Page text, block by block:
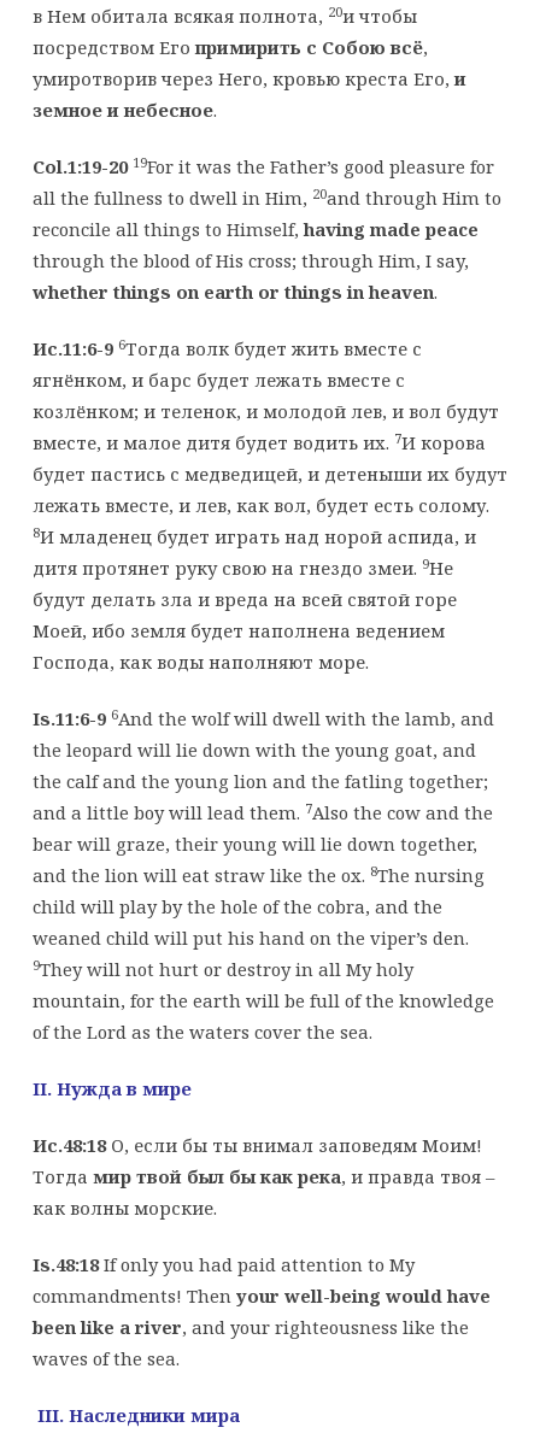
в Нем обитала всякая полнота, 20и чтобы
посредством Егопримирить с Собою всё,
умиротворив через Него, кровью креста Его,и
земное и небесное.
Col.1:19-20 19For it was the Father’s good pleasure for
all the fullness to dwell in Him, 20and through Him to
reconcile all things to Himself,having made peace
through the blood of His cross; through Him, I say,
whether things on earth or things in heaven.
Ис.11:6-9 6Тогда волк будет жить вместе с
ягнёнком, и барс будет лежать вместе с
козлёнком; и теленок, и молодой лев, и вол будут
вместе, и малое дитя будет водить их. 7И корова
будет пастись с медведицей, и детеныши их будут
лежать вместе, и лев, как вол, будет есть солому.
8И младенец будет играть над норой аспида, и
дитя протянет руку свою на гнездо змеи. 9Не
будут делать зла и вреда на всей святой горе
Моей, ибо земля будет наполнена ведением
Господа, как воды наполняют море.
Is.11:6-9 6And the wolf will dwell with the lamb, and
the leopard will lie down with the young goat, and
the calf and the young lion and the fatling together;
and a little boy will lead them. 7Also the cow and the
bear will graze, their young will lie down together,
and the lion will eat straw like the ox. 8The nursing
child will play by the hole of the cobra, and the
weaned child will put his hand on the viper’s den.
9They will not hurt or destroy in all My holy
mountain, for the earth will be full of the knowledge
of the Lord as the waters cover the sea.
II. Нужда в мире
Ис.48:18О, если бы ты внимал заповедям Моим!
Тогда мир твой был бы как река, и правда твоя –
как волны морские.
Is.48:18If only you had paid attention to My
commandments! Then your well-being would have
been like a river, and your righteousness like the
waves of the sea.
III. Наследники мира